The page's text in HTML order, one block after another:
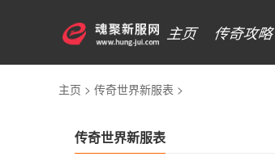
主页 传奇攻略
主页 > 传奇世界新服表 >
传奇世界新服表